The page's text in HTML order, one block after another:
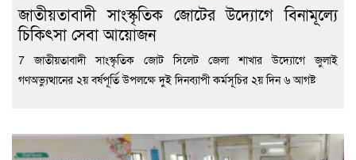
জাতীয়তাবাদী সাংস্কৃতিক জোটের উদ্যোগে বিনামূল্যে
চিকিৎসা সেবা আয়োজন
7 জাতীয়তাবাদী সাংস্কৃতিক জোট সিলেট জেলা শাখার উদ্যোগে জুলাই
গণঅভ্যুত্থানের ২য় বর্ষপূর্তি উপলক্ষে দুই দিনব্যাপী কর্মসূচির ২য় দিন ৬ আগষ্ট